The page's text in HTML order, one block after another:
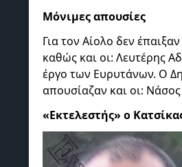
Μόνιμες απουσίες
Για τον Αίολο δεν
καθώς και οι: Λευτέρης
έργο των Ευρυτάνων. Ο
απουσίαζαν και οι:
«Εκτελεστής» ο